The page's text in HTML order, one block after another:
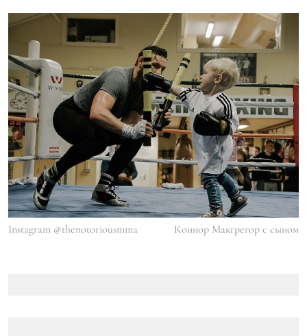
Instagram @thenotoriousmma Коннор Макгрегор с сыном